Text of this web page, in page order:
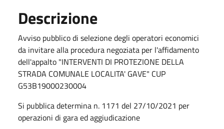
Descrizione
Avviso pubblico di selezione degli operatori economici
da invitare alla procedura negoziata per l'affidamento
dell'appalto "INTERVENTI DI PROTEZIONE DELLA
STRADA COMUNALE LOCALITA' GAVE" CUP
G53B19000230004
Si pubblica determina n. 1171 del 27/10/2021 per
operazioni di gara ed aggiudicazione